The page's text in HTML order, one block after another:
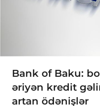
Bank of Baku:
əriyən kredit
artan ödənişlər